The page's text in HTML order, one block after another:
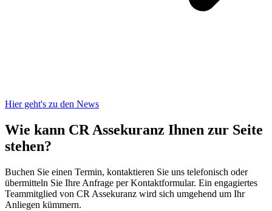
Hier geht's zu den News
Wie kann CR Assekuranz Ihnen zur Seite
stehen?
Buchen Sie einen Termin, kontaktieren Sie uns telefonisch oder
übermitteln Sie Ihre Anfrage per Kontaktformular. Ein engagiertes
Teammitglied von CR Assekuranz wird sich umgehend um Ihr
Anliegen kümmern.